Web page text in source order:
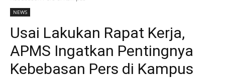
NEWS
Usai Lakukan Rapat Kerja,
APMS Ingatkan Pentingnya
Kebebasan Pers di Kampus